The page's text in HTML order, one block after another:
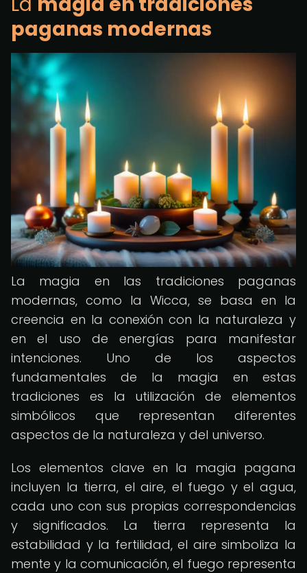
paganas modernas
La magia en las tradiciones paganas
modernas, como la Wicca, se basa en la
creencia en la conexión con la naturaleza y
en el uso de energías para manifestar
intenciones. Uno de los aspectos
fundamentales de la magia en estas
tradiciones es la utilización de elementos
simbólicos que representan diferentes
aspectos de la naturaleza y del universo.
Los elementos clave en la magia pagana
incluyen la tierra, el aire, el fuego y el agua,
cada uno con sus propias correspondencias
y significados. La tierra representa la
estabilidad y la fertilidad, el aire simboliza la
mente y la comunicación, el fuego representa